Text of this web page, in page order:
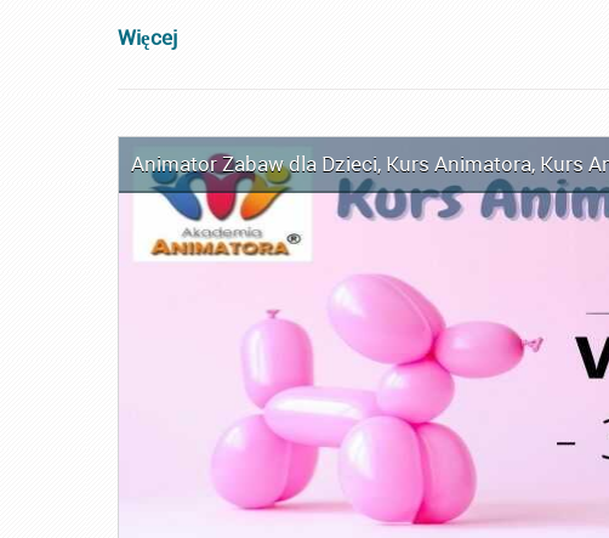
Więcej
Animator Zabaw dla Dzieci, Kurs Animatora, Kurs